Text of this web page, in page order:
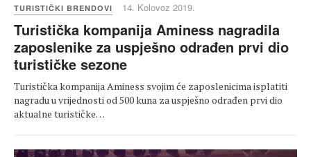
TURISTIČKI BRENDOVI 14. Kolovoz 2019.
Turistička kompanija Aminess nagradila
zaposlenike za uspješno odrađen prvi dio
turističke sezone
Turistička kompanija Aminess svojim će zaposlenicima isplatiti
nagradu u vrijednosti od 500 kuna za uspješno odrađen prvi dio
aktualne turističke…